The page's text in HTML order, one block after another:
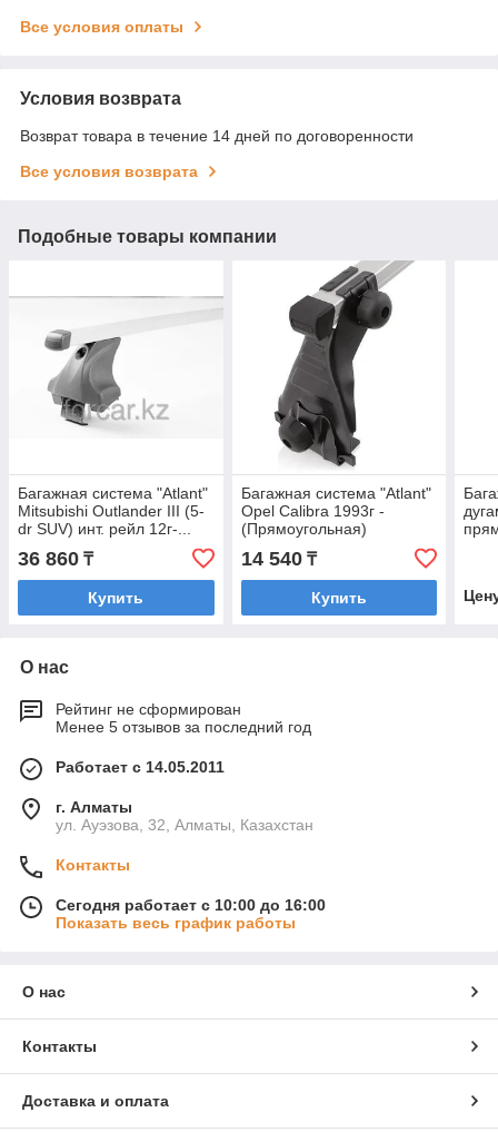
Все условия оплаты
Условия возврата
Возврат товара в течение 14 дней по договоренности
Все условия возврата
Подобные товары компании
Багажная система "Atlant"
Mitsubishi Outlander III (5-
dr SUV) инт. рейл 12г-...
(Прямоугольная)
36 860 ₸
Купить
Багажная система "Atlant"
Opel Calibra 1993г -
(Прямоугольная)
14 540₸
Купить
О нас
Рейтинг не сформирован
Менее 5 отзывов за последний год
Работает с 14.05.2011
г. Алматы
ул. Ауэзова, 32, Алматы, Казахстан
Контакты
Сегодня работает с 10:00 до 16:00
Показать весь график работы
О нас
Контакты
Доставка и оплата